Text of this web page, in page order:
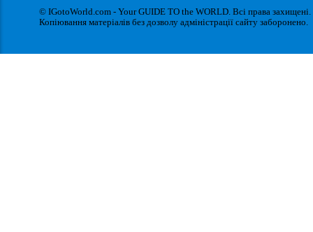
© IGotoWorld.com - Your GUIDE TO the WORLD. Всі права захищені.
Копіювання матеріалів без дозволу адміністрації сайту заборонено.